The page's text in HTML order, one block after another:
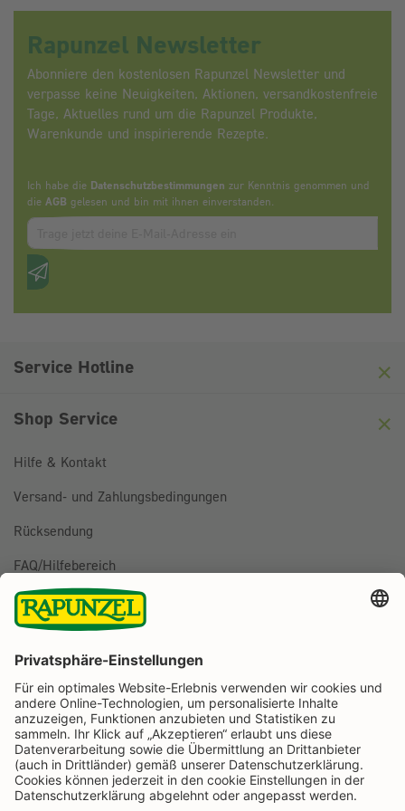
Rapunzel Newsletter
Abonniere den kostenlosen Rapunzel Newsletter und
verpasse keine Neuigkeiten, Aktionen, versandkostenfreie
Tage, Aktuelles rund um die Rapunzel Produkte,
Warenkunde und inspirierende Rezepte.
Ich habe die Datenschutzbestimmungen zur Kenntnis genommen und
die AGB gelesen und bin mit ihnen einverstanden.
Zum abbonieren des Newsletters, bitte E-Mail Adresse
Anti-Roboter-Verifizierung
Service Hotline
Shop Service
Hilfe & Kontakt
Versand- und Zahlungsbedingungen
Rücksendung
FAQ/Hilfebereich
BESTELLUNG WIDERRUFEN
Rapunzel Naturkost auf Facebook
Rapunzel Naturkost auf Instagram
Rapunzel Naturkost auf YouTube
Rapunzel Naturkost auf Pinterest
Rapunzel Naturkost auf LinkedIn
Informationen